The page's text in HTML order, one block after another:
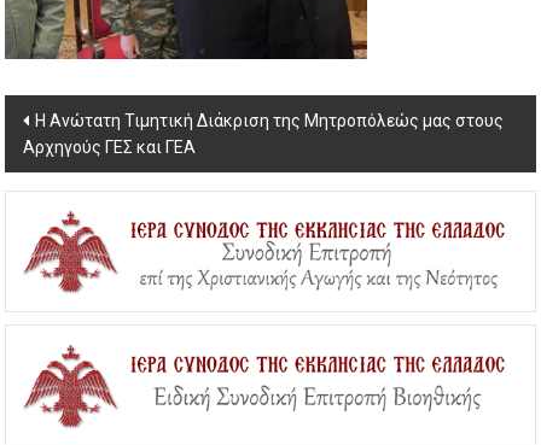
Post
navigation
Η Ανώτατη Τιμητική Διάκριση της Μητροπόλεώς μας στους
Αρχηγούς ΓΕΣ και ΓΕΑ